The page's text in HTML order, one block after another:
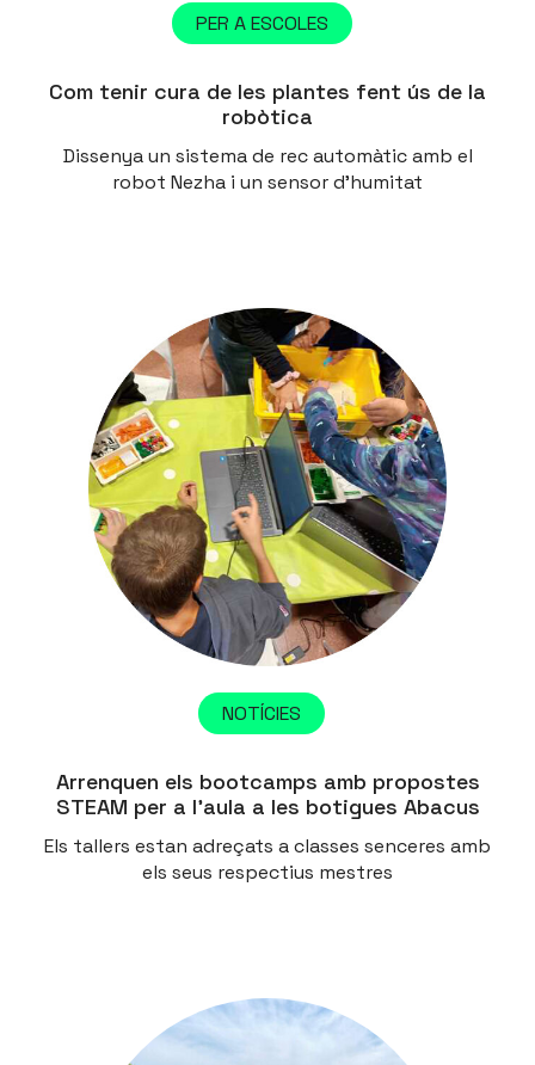
PER A ESCOLES
Com tenir cura de les plantes fent ús de la
robòtica
Dissenya un sistema de rec automàtic amb el
robot Nezha i un sensor d'humitat
NOTÍCIES
Arrenquen els bootcamps amb propostes
STEAM per a l’aula a les botigues Abacus
Els tallers estan adreçats a classes senceres amb
els seus respectius mestres